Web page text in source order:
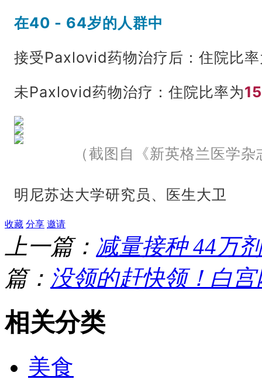
在40 - 64岁的人群中
接受Paxlovid药物治疗后：住院比
未Paxlovid药物治疗：住院比率为
（截图自《新英格兰医学
明尼苏达大学研究员、医生大卫
收藏 分享 邀请
上一篇： 减量接种 44万
篇： 没领的赶快领！白
相关分类
美食